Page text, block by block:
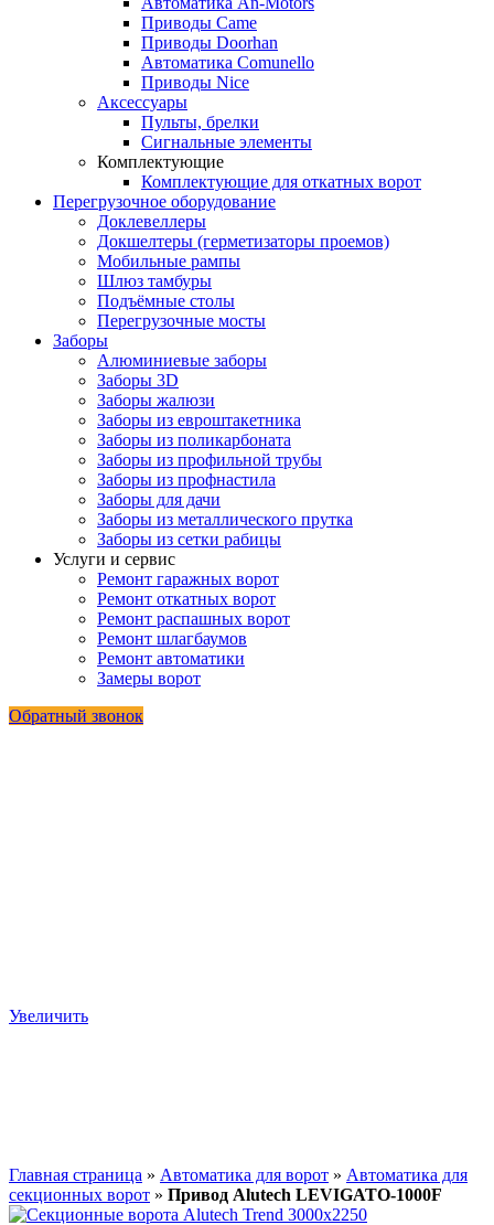
Приводы Came
Приводы Doorhan
Автоматика Comunello
Приводы Nice
Аксессуары
Пульты, брелки
Сигнальные элементы
Комплектующие
Комплектующие для откатных ворот
Перегрузочное оборудование
Доклевеллеры
Докшелтеры (герметизаторы проемов)
Мобильные рампы
Шлюз тамбуры
Подъёмные столы
Перегрузочные мосты
Заборы
Алюминиевые заборы
Заборы 3D
Заборы жалюзи
Заборы из евроштакетника
Заборы из поликарбоната
Заборы из профильной трубы
Заборы из профнастила
Заборы для дачи
Заборы из металлического прутка
Заборы из сетки рабицы
Услуги и сервис
Ремонт гаражных ворот
Ремонт откатных ворот
Ремонт распашных ворот
Ремонт шлагбаумов
Ремонт автоматики
Замеры ворот
Обратный звонок
Увеличить
Главная страница » Автоматика для ворот » Автоматика для
секционных ворот » Привод Alutech LEVIGATO-1000F